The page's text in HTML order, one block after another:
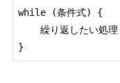
while (条件式) {